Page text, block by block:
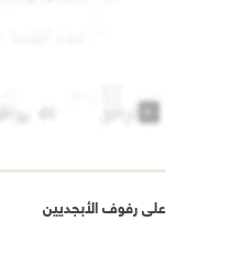
على رفوف الأبجديين